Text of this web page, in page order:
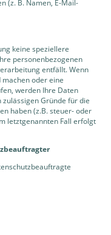
(z. B. Namen, E-Mail-
keine speziellere
personenbezogenen
entfällt. Wenn
oder eine
werden Ihre Daten
Gründe für die
haben (z.B. steuer- oder
letztgenannten Fall erfolgt